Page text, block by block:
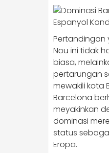
Pertandingan
Nou ini tidak
biasa,
pertarungan
mewakili kota
Barcelona
meyakinkan
dominasi
status
Eropa.